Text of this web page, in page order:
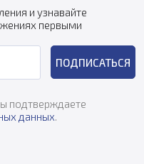
и узнавайте
первыми
ПОДПИСАТЬСЯ
подтверждаете
данных